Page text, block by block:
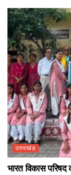
उत्तराखंड
भारत विकास परिषद